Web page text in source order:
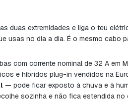
duas extremidades e liga o teu
usas no dia a dia. É o mesmo cabo
com corrente nominal de 32 A em
e híbridos plug-in vendidos na
— pode ficar exposto à chuva e à
sozinha e não fica estendida no